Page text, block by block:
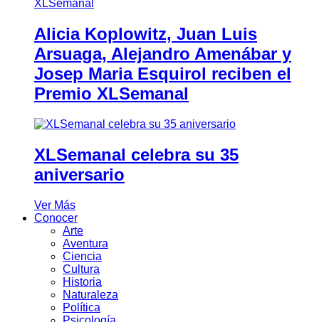
Alicia Koplowitz, Juan Luis
Arsuaga, Alejandro Amenábar y
Josep Maria Esquirol reciben el
Premio XLSemanal
XLSemanal celebra su 35
aniversario
Ver Más
Conocer
Arte
Aventura
Ciencia
Cultura
Historia
Naturaleza
Política